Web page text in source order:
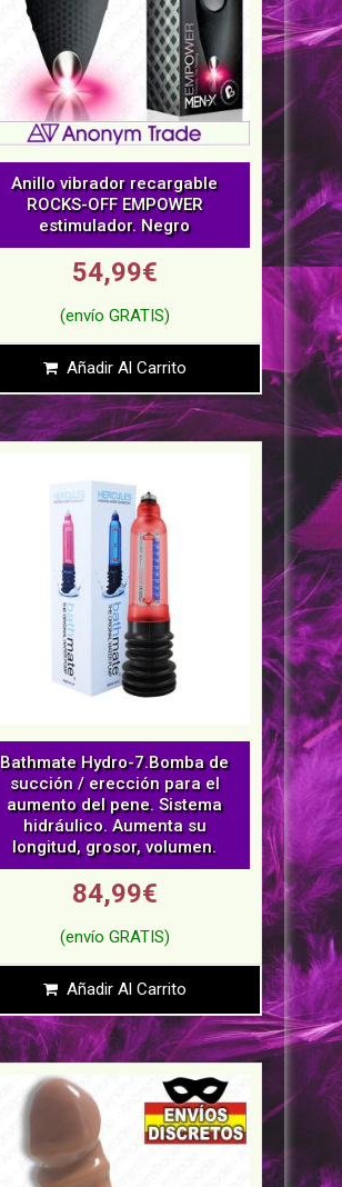
Anillo vibrador recargable
ROCKS-OFF EMPOWER
estimulador. Negro
54,99€
Añadir Al Carrito
Bathmate Hydro-7.Bomba de
succión / erección para el
aumento del pene. Sistema
hidráulico. Aumenta su
longitud, grosor, volumen.
84,99€
Añadir Al Carrito